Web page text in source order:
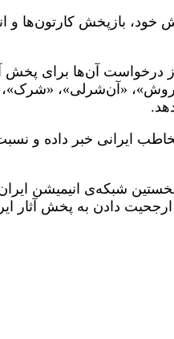
بازپخش کارتون‌ها و
درخواست آن‌ها برای
«آن‌شرلی»، «شرک»،
شبکه‌ی انیمیشن
ارجحیت دادن به پخش